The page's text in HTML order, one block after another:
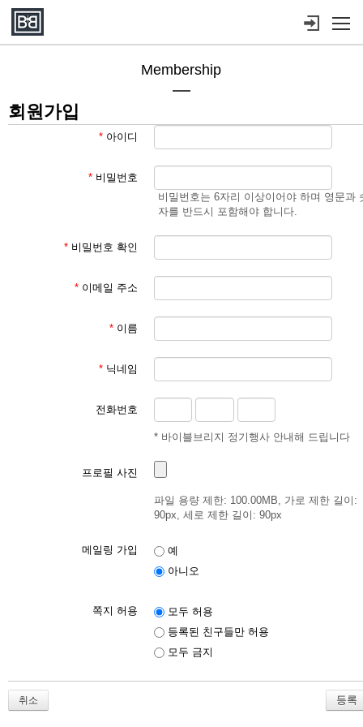
Membership
회원가입
* 아이디
* 비밀번호
비밀번호는 6자리 이상이어야 하며 영문과
자를 반드시 포함해야 합니다.
* 비밀번호 확인
* 이메일 주소
* 이름
* 닉네임
전화번호
* 바이블브리지 정기행사 안내해 드립니다
프로필 사진
파일 용량 제한: 100.00MB, 가로 제한 길이:
90px, 세로 제한 길이: 90px
메일링 가입
예
아니오
쪽지 허용
모두 허용
등록된 친구들만 허용
모두 금지
취소